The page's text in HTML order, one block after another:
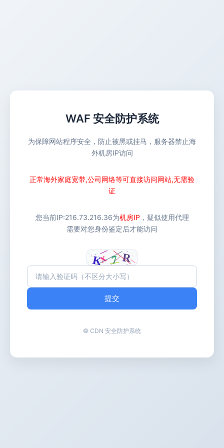
WAF 安全防护系统
为保障网站程序安全，防止被黑或挂马，服务器禁止海
外机房IP访问
正常海外家庭宽带,公司网络等可直接访问网站,无需验
证
您当前IP:216.73.216.36为机房IP ，疑似使用代理
需要对您身份鉴定后才能访问
提交
© CDN 安全防护系统